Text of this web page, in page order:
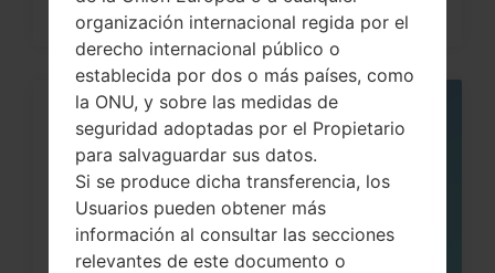
organización internacional regida por el
derecho internacional público o
establecida por dos o más países, como
la ONU, y sobre las medidas de
seguridad adoptadas por el Propietario
para salvaguardar sus datos.
Si se produce dicha transferencia, los
Usuarios pueden obtener más
información al consultar las secciones
relevantes de este documento o